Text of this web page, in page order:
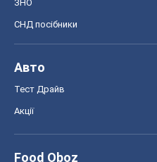
ЗНО
СНД посібники
Авто
Тест Драйв
Акції
Food Oboz